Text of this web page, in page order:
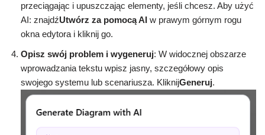
przeciągając i upuszczając elementy, jeśli chcesz. Aby użyć
AI: znajdźUtwórz za pomocą AI w prawym górnym rogu
okna edytora i kliknij go.
Opisz swój problem i wygeneruj: W widocznej obszarze
wprowadzania tekstu wpisz jasny, szczegółowy opis
swojego systemu lub scenariusza. KliknijGeneruj.